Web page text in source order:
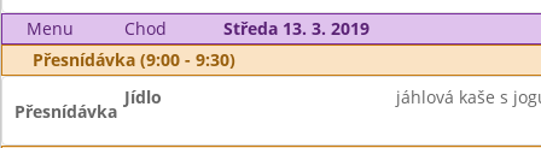
Menu Chod
Středa 13. 3. 2019
Přesnídávka (9:00 - 9:30)
Přesnídávka
Jídlo jáhlová kaše s